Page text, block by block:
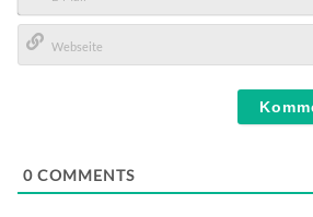
E-
Mail*
0 COMMENTS